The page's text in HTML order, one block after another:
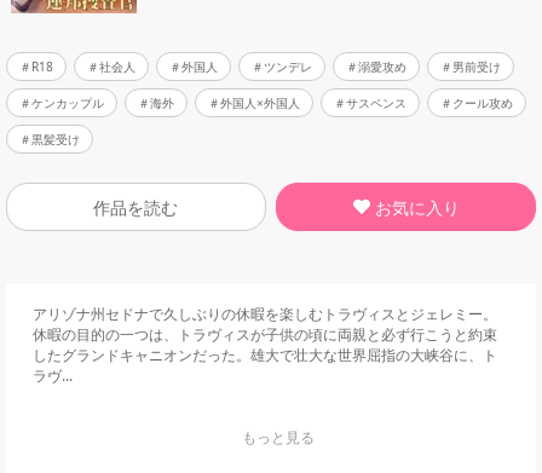
R18 社会人 外国人 ツンデレ 溺愛攻め 男前受け
ケンカップル 海外 外国人×外国人 サスペンス クール攻め
黒髪受け
作品を読む お気に入り
アリゾナ州セドナで久しぶりの休暇を楽しむトラヴィスとジェレミー。
休暇の目的の一つは、トラヴィスが子供の頃に両親と必ず行こうと約束
したグランドキャニオンだった。雄大で壮大な世界屈指の大峡谷に、ト
ラヴ...